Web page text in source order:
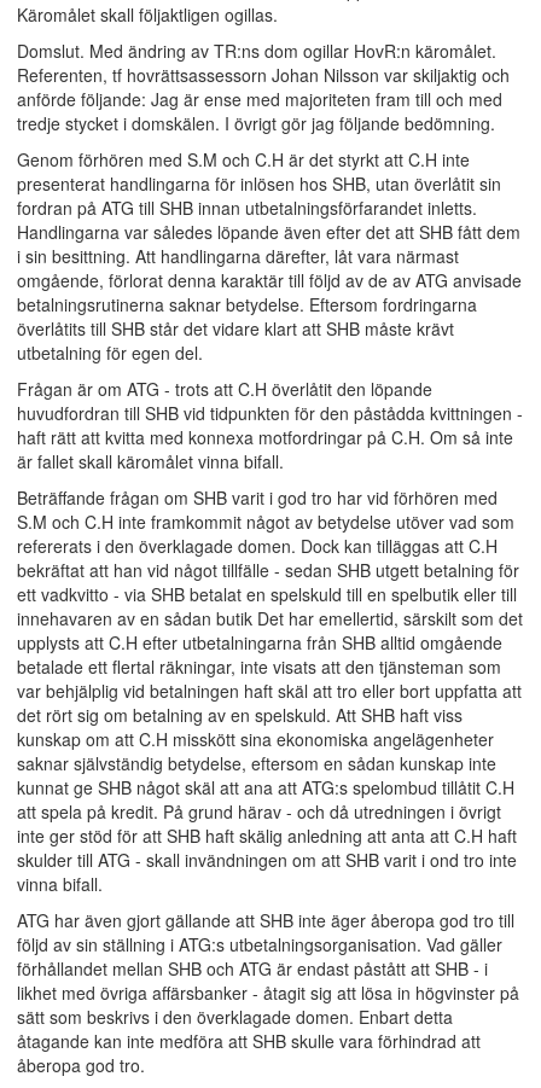
Käromålet skall följaktligen ogillas.
Domslut. Med ändring av TR:ns dom ogillar HovR:n käromålet.
Referenten, tf hovrättsassessorn Johan Nilsson var skiljaktig och
anförde följande: Jag är ense med majoriteten fram till och med
tredje stycket i domskälen. I övrigt gör jag följande bedömning.
Genom förhören med S.M och C.H är det styrkt att C.H inte
presenterat handlingarna för inlösen hos SHB, utan överlåtit sin
fordran på ATG till SHB innan utbetalningsförfarandet inletts.
Handlingarna var således löpande även efter det att SHB fått dem
i sin besittning. Att handlingarna därefter, låt vara närmast
omgående, förlorat denna karaktär till följd av de av ATG anvisade
betalningsrutinerna saknar betydelse. Eftersom fordringarna
överlåtits till SHB står det vidare klart att SHB måste krävt
utbetalning för egen del.
Frågan är om ATG - trots att C.H överlåtit den löpande
huvudfordran till SHB vid tidpunkten för den påstådda kvittningen -
haft rätt att kvitta med konnexa motfordringar på C.H. Om så inte
är fallet skall käromålet vinna bifall.
Beträffande frågan om SHB varit i god tro har vid förhören med
S.M och C.H inte framkommit något av betydelse utöver vad som
refererats i den överklagade domen. Dock kan tilläggas att C.H
bekräftat att han vid något tillfälle - sedan SHB utgett betalning för
ett vadkvitto - via SHB betalat en spelskuld till en spelbutik eller till
innehavaren av en sådan butik Det har emellertid, särskilt som det
upplysts att C.H efter utbetalningarna från SHB alltid omgående
betalade ett flertal räkningar, inte visats att den tjänsteman som
var behjälplig vid betalningen haft skäl att tro eller bort uppfatta att
det rört sig om betalning av en spelskuld. Att SHB haft viss
kunskap om att C.H misskött sina ekonomiska angelägenheter
saknar självständig betydelse, eftersom en sådan kunskap inte
kunnat ge SHB något skäl att ana att ATG:s spelombud tillåtit C.H
att spela på kredit. På grund härav - och då utredningen i övrigt
inte ger stöd för att SHB haft skälig anledning att anta att C.H haft
skulder till ATG - skall invändningen om att SHB varit i ond tro inte
vinna bifall.
ATG har även gjort gällande att SHB inte äger åberopa god tro till
följd av sin ställning i ATG:s utbetalningsorganisation. Vad gäller
förhållandet mellan SHB och ATG är endast påstått att SHB - i
likhet med övriga affärsbanker - åtagit sig att lösa in högvinster på
sätt som beskrivs i den överklagade domen. Enbart detta
åtagande kan inte medföra att SHB skulle vara förhindrad att
åberopa god tro.